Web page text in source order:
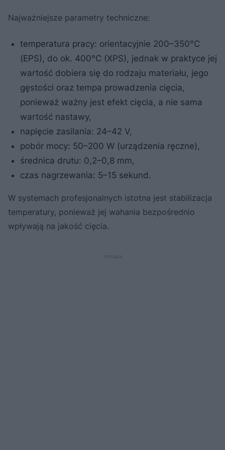
Najważniejsze parametry techniczne:
temperatura pracy: orientacyjnie 200–350°C
(EPS), do ok. 400°C (XPS), jednak w praktyce jej
wartość dobiera się do rodzaju materiału, jego
gęstości oraz tempa prowadzenia cięcia,
ponieważ ważny jest efekt cięcia, a nie sama
wartość nastawy,
napięcie zasilania: 24–42 V,
pobór mocy: 50–200 W (urządzenia ręczne),
średnica drutu: 0,2–0,8 mm,
czas nagrzewania: 5–15 sekund.
W systemach profesjonalnych istotna jest stabilizacja
temperatury, ponieważ jej wahania bezpośrednio
wpływają na jakość cięcia.